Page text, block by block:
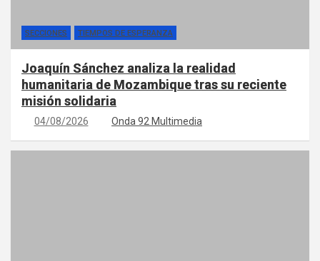
SECCIONES TIEMPOS DE ESPERANZA
Joaquín Sánchez analiza la realidad
humanitaria de Mozambique tras su reciente
misión solidaria
04/08/2026 Onda 92 Multimedia